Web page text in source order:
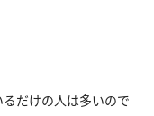
だけの人は多いので